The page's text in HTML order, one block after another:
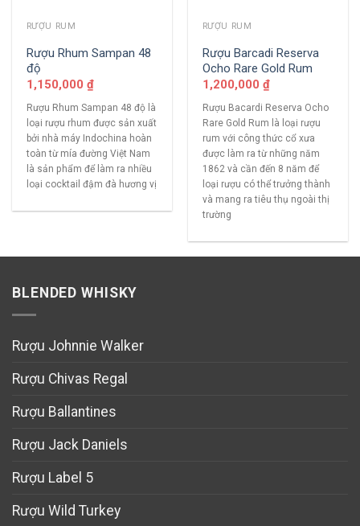
RƯỢU RUM
Rượu Rhum Sampan 48
độ
1,150,000 ₫
Rượu Rhum Sampan 48 độ là
loại rượu rhum được sản xuất
bởi nhà máy Indochina hoàn
toàn từ mía đường Việt Nam
là sản phẩm để làm ra nhiều
loại cocktail đậm đà hương vị
RƯỢU RUM
Rượu Barcadi Reserva
Ocho Rare Gold Rum
1,200,000 ₫
Rượu Bacardi Reserva Ocho
Rare Gold Rum là loại rượu
rum với công thức cổ xưa
được làm ra từ những năm
1862 và cần đến 8 năm để
loại rượu có thể trưởng thành
và mang ra tiêu thụ ngoài thị
trường
BLENDED WHISKY
Rượu Johnnie Walker
Rượu Chivas Regal
Rượu Ballantines
Rượu Jack Daniels
Rượu Label 5
Rượu Wild Turkey